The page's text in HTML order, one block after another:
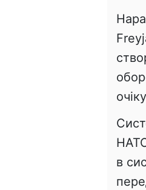
в